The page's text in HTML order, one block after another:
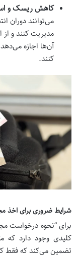
کاهش ریسک و
مدیریت کنند و
آن‌ها اجازه
کنند.
شرایط ضروری برای اخذ
برای “نحوه درخواست
کلیدی وجود دارد که
تضمین می‌کند که فقط